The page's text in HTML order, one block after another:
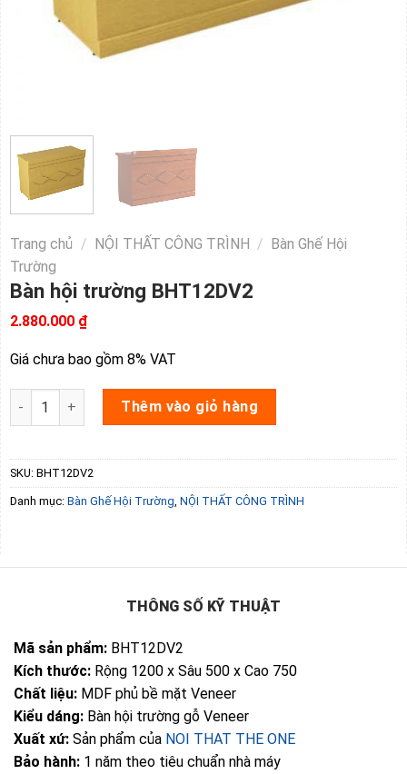
Trang chủ / NỘI THẤT CÔNG TRÌNH / Bàn Ghế Hội
Trường
Bàn hội trường BHT12DV2
2.880.000 ₫
Giá chưa bao gồm 8% VAT
Bàn hội trường BHT12DV2 số lượng
Thêm vào giỏ hàng
SKU: BHT12DV2
Danh mục: Bàn Ghế Hội Trường, NỘI THẤT CÔNG TRÌNH
THÔNG SỐ KỸ THUẬT
Mã sản phẩm: BHT12DV2
Kích thước: Rộng 1200 x Sâu 500 x Cao 750
Chất liệu: MDF phủ bề mặt Veneer
Kiểu dáng: Bàn hội trường gỗ Veneer
Xuất xứ: Sản phẩm của NOI THAT THE ONE
Bảo hành: 1 năm theo tiêu chuẩn nhà máy